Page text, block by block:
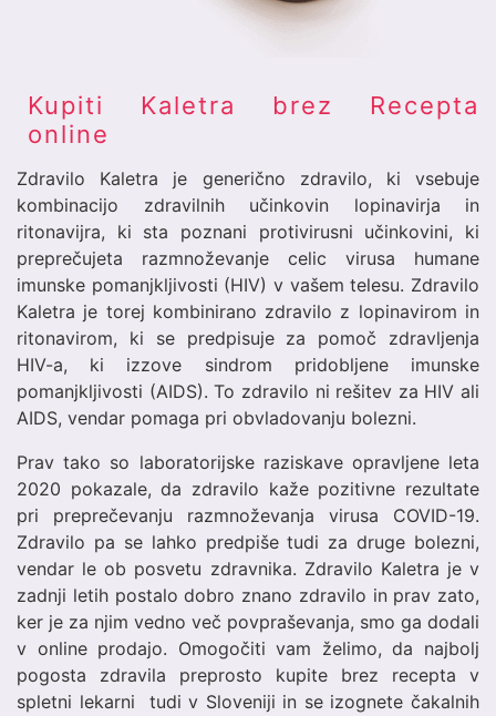
Kupiti Kaletra brez Recepta
online
Zdravilo Kaletra je generično zdravilo, ki vsebuje
kombinacijo zdravilnih učinkovin lopinavirja in
ritonavijra, ki sta poznani protivirusni učinkovini, ki
preprečujeta razmnoževanje celic virusa humane
imunske pomanjkljivosti (HIV) v vašem telesu. Zdravilo
Kaletra je torej kombinirano zdravilo z lopinavirom in
ritonavirom, ki se predpisuje za pomoč zdravljenja
HIV-a, ki izzove sindrom pridobljene imunske
pomanjkljivosti (AIDS). To zdravilo ni rešitev za HIV ali
AIDS, vendar pomaga pri obvladovanju bolezni.
Prav tako so laboratorijske raziskave opravljene leta
2020 pokazale, da zdravilo kaže pozitivne rezultate
pri preprečevanju razmnoževanja virusa COVID-19.
Zdravilo pa se lahko predpiše tudi za druge bolezni,
vendar le ob posvetu zdravnika. Zdravilo Kaletra je v
zadnji letih postalo dobro znano zdravilo in prav zato,
ker je za njim vedno več povpraševanja, smo ga dodali
v online prodajo. Omogočiti vam želimo, da najbolj
pogosta zdravila preprosto kupite brez recepta v
spletni lekarni tudi v Sloveniji in se izognete čakalnih